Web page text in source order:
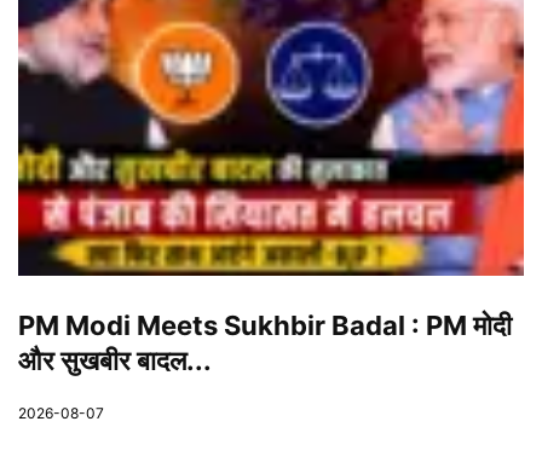
PM Modi Meets Sukhbir Badal : PM मोदी
और सुखबीर बादल...
2026-08-07